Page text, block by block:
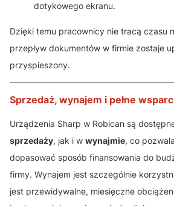
dotykowego ekranu.
Dzięki temu pracownicy nie tracą czasu
przepływ dokumentów w firmie zostaje
przyspieszony.
Sprzedaż, wynajem i pełne
Urządzenia Sharp w Robican są
sprzedaży, jak i w wynajmie, co
dopasować sposób finansowania do
firmy. Wynajem jest szczególnie
jest przewidywalne, miesięczne